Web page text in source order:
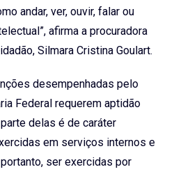
andar, ver, ouvir, falar ou
afirma a procuradora
Silmara Cristina Goulart.
desempenhadas pelo
Federal requerem aptidão
delas é de caráter
em serviços internos e
ser exercidas por